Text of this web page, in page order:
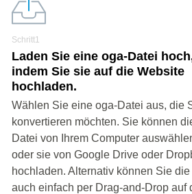
Schritt1
Laden Sie eine oga-Datei
indem Sie sie auf die Website
hochladen.
Wählen Sie eine oga-Datei aus, die
konvertieren möchten. Sie können
Datei von Ihrem Computer
oder sie von Google Drive oder
hochladen. Alternativ können Sie die
auch einfach per Drag-and-Drop auf